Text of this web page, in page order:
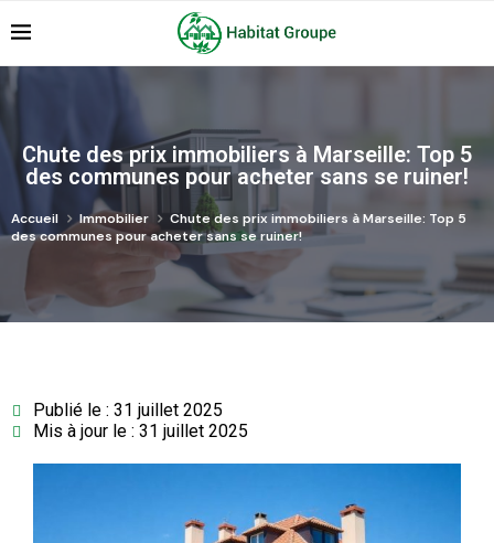
Chute des prix immobiliers à Marseille: Top 5
des communes pour acheter sans se ruiner!
Accueil Immobilier
Chute des prix immobiliers à Marseille: Top 5
des communes pour acheter sans se ruiner!
Publié le : 31 juillet 2025
Mis à jour le : 31 juillet 2025